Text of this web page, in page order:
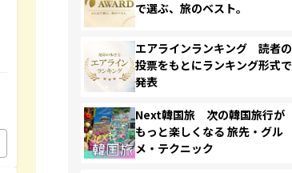
で選ぶ、旅のベスト。
エアラインランキング 読者の
投票をもとにランキング形式で
発表
Next韓国旅 次の韓国旅行が
もっと楽しくなる 旅先・グル
メ・テクニック